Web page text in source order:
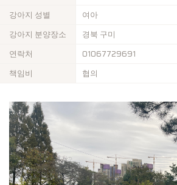
강아지 성별
여아
강아지 분양장소
경북 구미
연락처
01067729691
책임비
협의